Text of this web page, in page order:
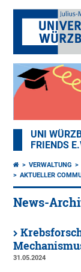
UNI
FRIENDS
VERWALTUNG
AKTUELLER
News-
31.05.2024